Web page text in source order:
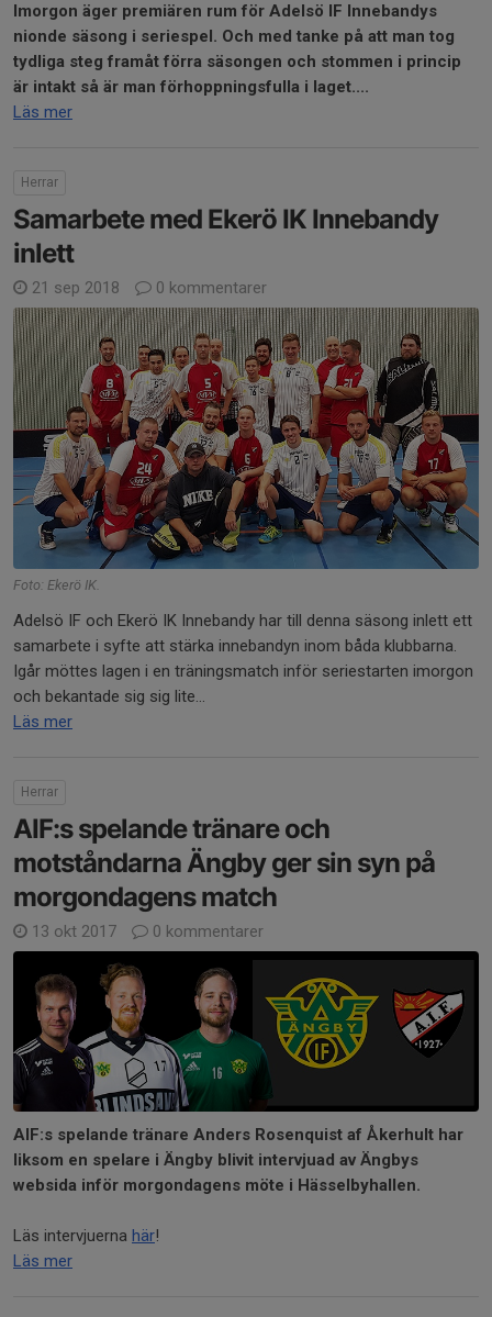
Imorgon äger premiären rum för Adelsö IF Innebandys
nionde säsong i seriespel. Och med tanke på att man tog
tydliga steg framåt förra säsongen och stommen i princip
är intakt så är man förhoppningsfulla i laget....
Läs mer
Herrar
Samarbete med Ekerö IK Innebandy
inlett
21 sep 2018 0 kommentarer
Foto: Ekerö IK.
Adelsö IF och Ekerö IK Innebandy har till denna säsong inlett ett
samarbete i syfte att stärka innebandyn inom båda klubbarna.
Igår möttes lagen i en träningsmatch inför seriestarten imorgon
och bekantade sig sig lite...
Läs mer
Herrar
AIF:s spelande tränare och
motståndarna Ängby ger sin syn på
morgondagens match
13 okt 2017 0 kommentarer
AIF:s spelande tränare Anders Rosenquist af Åkerhult har
liksom en spelare i Ängby blivit intervjuad av Ängbys
websida inför morgondagens möte i Hässelbyhallen.
Läs intervjuerna här!
Läs mer